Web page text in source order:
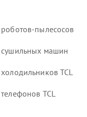
пылесосов
сушильных машин
TCL
TCL